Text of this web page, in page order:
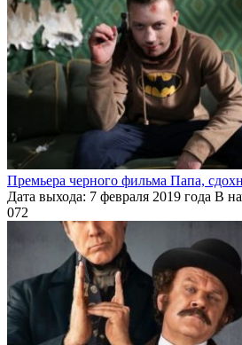
Премьера черного фильма Папа,
Дата выхода: 7 февраля 2019 года В
072